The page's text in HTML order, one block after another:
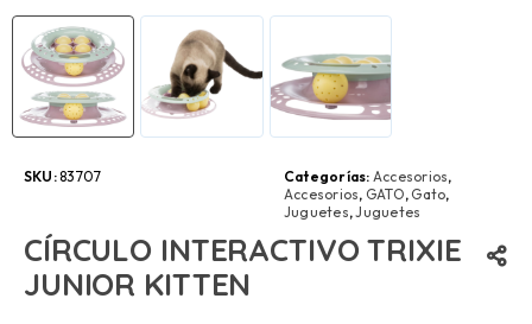
SKU:83707 Categorías: Accesorios,
Accesorios, GATO, Gato,
Juguetes,Juguetes
CÍRCULO INTERACTIVO TRIXIE
JUNIOR KITTEN